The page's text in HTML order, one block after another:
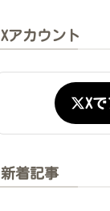
Xアカウント
X
新着記事